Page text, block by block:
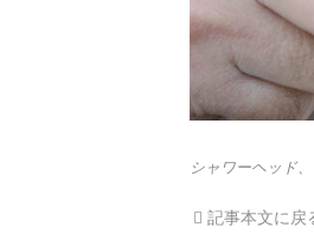
シャワーヘッド
記事本文に戻